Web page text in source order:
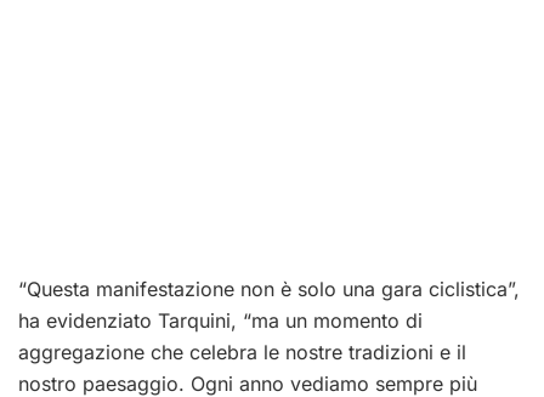
“Questa manifestazione non è solo una gara ciclistica”,
ha evidenziato Tarquini, “ma un momento di
aggregazione che celebra le nostre tradizioni e il
nostro paesaggio. Ogni anno vediamo sempre più